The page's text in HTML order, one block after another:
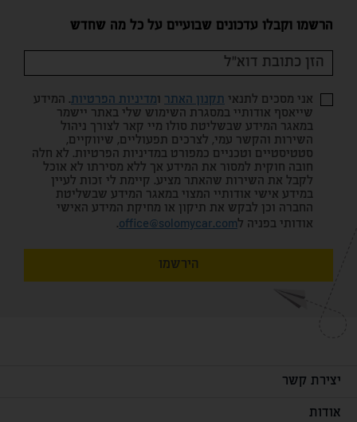
הרשמו וקבלו עדכונים שבועיים על כל מה שחדש
אני מסכים לתנאי תקנון האתר ומדיניות הפרטיות. המידע
שייאסף אודותיי במסגרת השימוש שלי באתר יישמר
במאגר המידע שבשליטת סולו מיי קאר לצורך ניהול
השירות והקשר עמי, לצרכים תפעוליים, שיווקיים,
סטטיסטיים וטכניים כמפורט במדיניות הפרטיות. לא חלה
חובה חוקית למסור את המידע אך ללא מסירתו לא אוכל
לקבל את השירות שהאתר מציע. קיימת לי זכות לעיין
במידע אישי אודותיי המצוי במאגר המידע שבשליטת
החברה וכן לבקש את תיקון או מחיקת המידע האישי
אודותי בפניה לoffice@solomycar.com
.
הירשמו
יצירת קשר
אודות